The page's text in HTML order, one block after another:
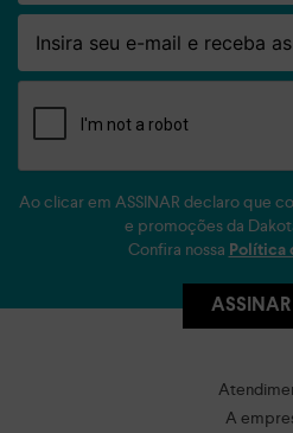
Email
Ao clicar em ASSINAR declaro que
e promoções da
Confira nossa Política
ASSINAR
A